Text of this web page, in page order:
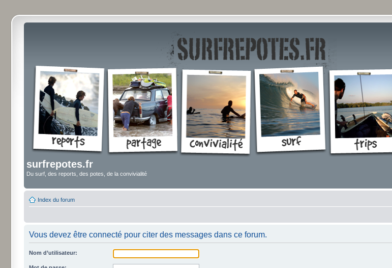
surfrepotes.fr
Du surf, des reports, des potes, de la convivialité
Index du forum
Vous devez être connecté pour citer des messages dans ce forum.
Nom d’utilisateur: